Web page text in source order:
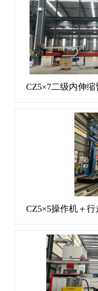
CZ5×7二级内伸
CZ5×5操作机＋